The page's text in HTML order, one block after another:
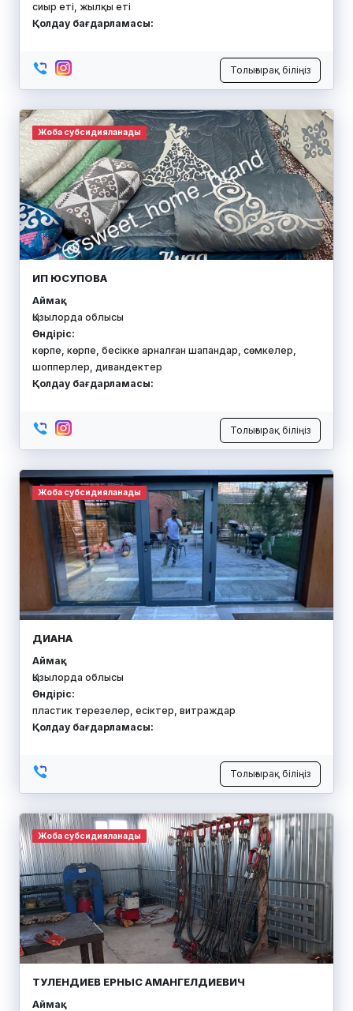
сиыр еті, жылқы еті
Қолдау бағдарламасы:
Толығырақ біліңіз
Жоба субсидияланады
ИП ЮСУПОВА
Аймақ:
Қызылорда облысы
Өндіріс:
көрпе, көрпе, бесікке арналған шапандар, сөмкелер,
шопперлер, дивандектер
Қолдау бағдарламасы:
Толығырақ біліңіз
Жоба субсидияланады
ДИАНА
Аймақ:
Қызылорда облысы
Өндіріс:
пластик терезелер, есіктер, витраждар
Қолдау бағдарламасы:
Толығырақ біліңіз
Жоба субсидияланады
ТУЛЕНДИЕВ ЕРНЫС АМАНГЕЛДИЕВИЧ
Аймақ: